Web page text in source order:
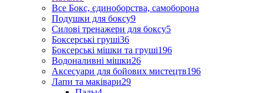
Все Бокс, єдиноборства, самоборона
Подушки для боксу9
Силові тренажери для боксу5
Боксерські груші36
Боксерські мішки та груші196
Водоналивні мішки26
Аксесуари для бойових мистецтв196
Лапи та маківари29